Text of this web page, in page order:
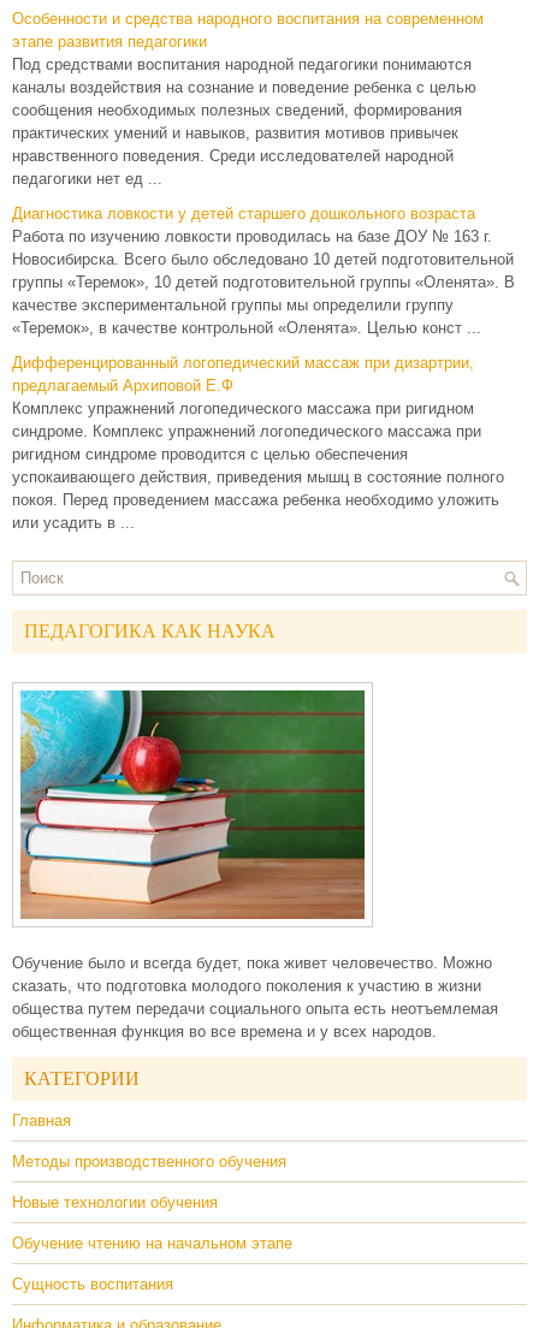
Особенности и средства народного воспитания на современном
этапе развития педагогики
Под средствами воспитания народной педагогики понимаются
каналы воздействия на сознание и поведение ребенка с целью
сообщения необходимых полезных сведений, формирования
практических умений и навыков, развития мотивов привычек
нравственного поведения. Среди исследователей народной
педагогики нет ед ...
Диагностика ловкости у детей старшего дошкольного возраста
Работа по изучению ловкости проводилась на базе ДОУ № 163 г.
Новосибирска. Всего было обследовано 10 детей подготовительной
группы «Теремок», 10 детей подготовительной группы «Оленята». В
качестве экспериментальной группы мы определили группу
«Теремок», в качестве контрольной «Оленята». Целью конст ...
Дифференцированный логопедический массаж при дизартрии,
предлагаемый Архиповой Е.Ф
Комплекс упражнений логопедического массажа при ригидном
синдроме. Комплекс упражнений логопедического массажа при
ригидном синдроме проводится с целью обеспечения
успокаивающего действия, приведения мышц в состояние полного
покоя. Перед проведением массажа ребенка необходимо уложить
или усадить в ...
ПЕДАГОГИКА КАК НАУКА
Обучение было и всегда будет, пока живет человечество. Можно
сказать, что подготовка молодого поколения к участию в жизни
общества путем передачи социального опыта есть неотъемлемая
общественная функция во все времена и у всех народов.
КАТЕГОРИИ
Главная
Методы производственного обучения
Новые технологии обучения
Обучение чтению на начальном этапе
Сущность воспитания